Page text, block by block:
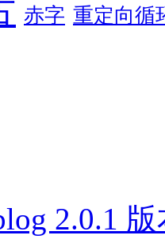
赤字 重定向循
2.0.1